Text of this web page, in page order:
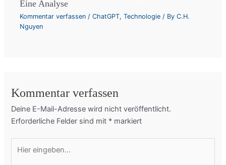
Eine Analyse
Kommentar verfassen /ChatGPT,Technologie / ByC.H.
Nguyen
Kommentar verfassen
Deine E-Mail-Adresse wird nicht veröffentlicht.
Erforderliche Felder sind mit * markiert
eingeben…